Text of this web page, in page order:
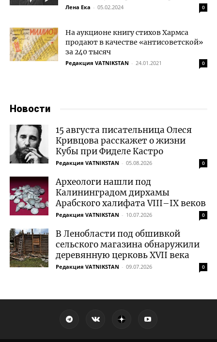
Лена Ека - 05.02.2024 0
На аукционе книгу стихов Хармса
продают в качестве «антисоветской»
за 240 тысяч
Редакция VATNIKSTAN - 24.01.2021 0
Новости
15 августа писательница Олеся
Кривцова расскажет о жизни
Кубы при Фиделе Кастро
Редакция VATNIKSTAN - 05.08.2026 0
Археологи нашли под
Калининградом дирхамы
Арабского халифата VIII–IX веков
Редакция VATNIKSTAN - 10.07.2026 0
В Ленобласти под обшивкой
сельского магазина обнаружили
деревянную церковь XVII века
Редакция VATNIKSTAN - 09.07.2026 0